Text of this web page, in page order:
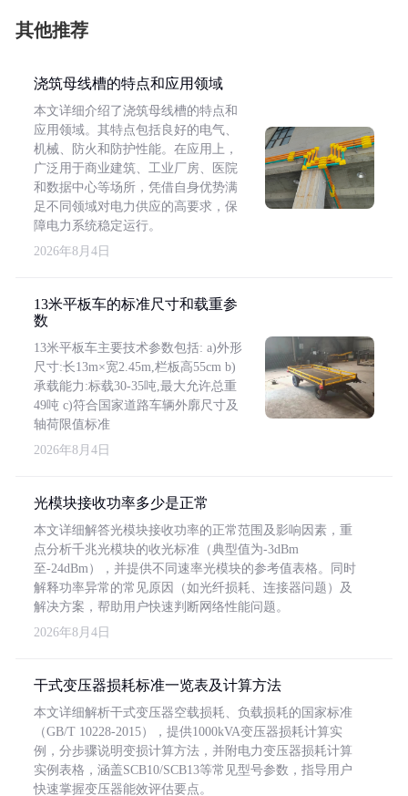
其他推荐
浇筑母线槽的特点和应用领域
本文详细介绍了浇筑母线槽的特点和
应用领域。其特点包括良好的电气、
机械、防火和防护性能。在应用上，
广泛用于商业建筑、工业厂房、医院
和数据中心等场所，凭借自身优势满
足不同领域对电力供应的高要求，保
障电力系统稳定运行。
2026年8月4日
13米平板车的标准尺寸和载重参
数
13米平板车主要技术参数包括: a)外形
尺寸:长13m×宽2.45m,栏板高55cm b)
承载能力:标载30-35吨,最大允许总重
49吨 c)符合国家道路车辆外廓尺寸及
轴荷限值标准
2026年8月4日
光模块接收功率多少是正常
本文详细解答光模块接收功率的正常范围及影响因素，重
点分析千兆光模块的收光标准（典型值为-3dBm
至-24dBm），并提供不同速率光模块的参考值表格。同时
解释功率异常的常见原因（如光纤损耗、连接器问题）及
解决方案，帮助用户快速判断网络性能问题。
2026年8月4日
干式变压器损耗标准一览表及计算方法
本文详细解析干式变压器空载损耗、负载损耗的国家标准
（GB/T 10228-2015），提供1000kVA变压器损耗计算实
例，分步骤说明变损计算方法，并附电力变压器损耗计算
实例表格，涵盖SCB10/SCB13等常见型号参数，指导用户
快速掌握变压器能效评估要点。